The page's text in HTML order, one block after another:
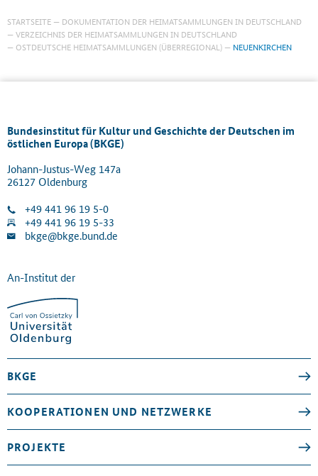
STARTSEITE
DOKUMENTATION DER HEIMATSAMMLUNGEN IN DEUTSCHLAND
VERZEICHNIS DER HEIMATSAMMLUNGEN IN DEUTSCHLAND
OSTDEUTSCHE HEIMATSAMMLUNGEN (ÜBERREGIONAL)
NEUENKIRCHEN
Bundesinstitut für Kultur und Geschichte der Deutschen im
östlichen Europa (BKGE)
Johann-Justus-Weg 147a
26127 Oldenburg
+49 441 96 19 5-0
+49 441 96 19 5-33
bkge@bkge.bund.de
An-Institut der
BKGE
KOOPERATIONEN UND NETZWERKE
PROJEKTE